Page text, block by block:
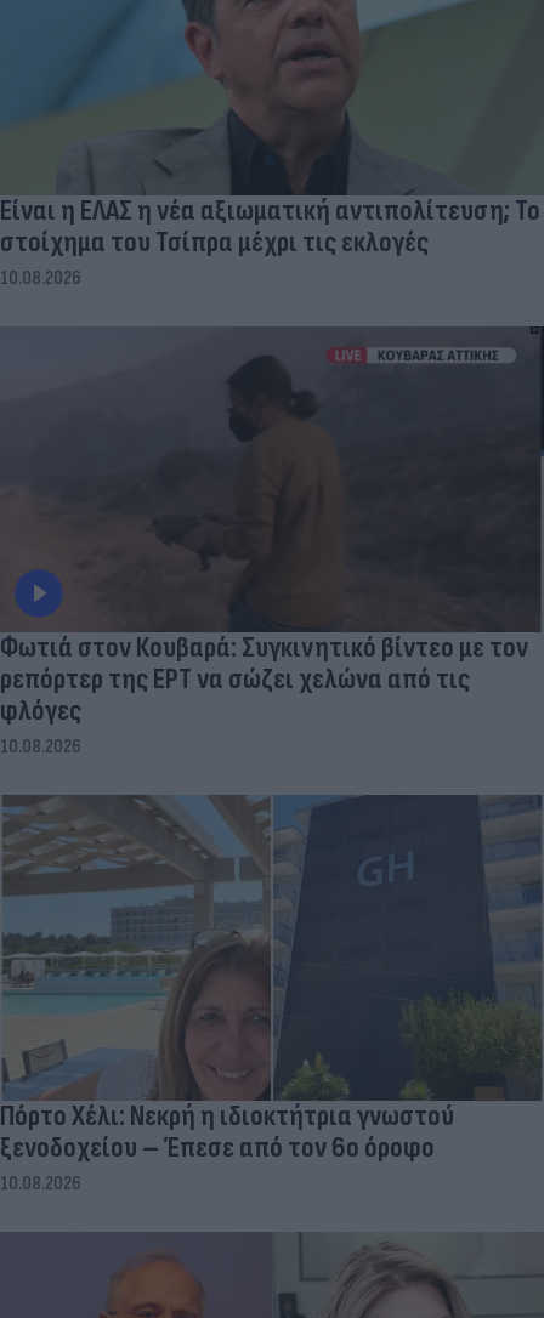
Είναι η ΕΛΑΣ η νέα αξιωματική αντιπολίτευση; Το
στοίχημα του Τσίπρα μέχρι τις εκλογές
10.08.2026
Φωτιά στον Κουβαρά: Συγκινητικό βίντεο με τον
ρεπόρτερ της ΕΡΤ να σώζει χελώνα από τις
φλόγες
10.08.2026
Πόρτο Χέλι: Νεκρή η ιδιοκτήτρια γνωστού
ξενοδοχείου – Έπεσε από τον 6ο όροφο
10.08.2026